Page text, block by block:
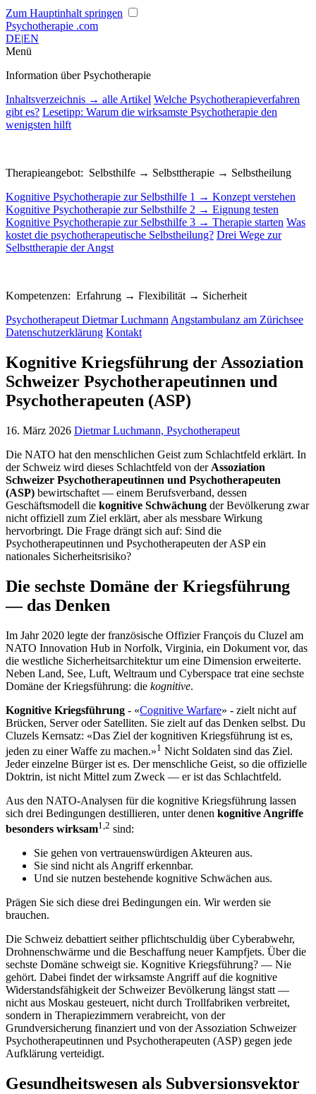
Zum Hauptinhalt springen
Psychotherapie .com
DE|EN
Menü
Information über Psychotherapie
Inhaltsverzeichnis → alle Artikel Welche Psychotherapieverfahren
gibt es? Lesetipp: Warum die wirksamste Psychotherapie den
wenigsten hilft
Therapieangebot: Selbsthilfe → Selbsttherapie → Selbstheilung
Kognitive Psychotherapie zur Selbsthilfe 1 → Konzept verstehen
Kognitive Psychotherapie zur Selbsthilfe 2 → Eignung testen
Kognitive Psychotherapie zur Selbsthilfe 3 → Therapie starten Was
kostet die psychotherapeutische Selbstheilung? Drei Wege zur
Selbsttherapie der Angst
Kompetenzen: Erfahrung → Flexibilität → Sicherheit
Psychotherapeut Dietmar Luchmann Angstambulanz am Zürichsee
Datenschutzerklärung Kontakt
Kognitive Kriegsführung der Assoziation
Schweizer Psychotherapeutinnen und
Psychotherapeuten (ASP)
16. März 2026 Dietmar Luchmann, Psychotherapeut
Die NATO hat den menschlichen Geist zum Schlachtfeld erklärt. In
der Schweiz wird dieses Schlachtfeld von der Assoziation
Schweizer Psychotherapeutinnen und Psychotherapeuten
(ASP) bewirtschaftet — einem Berufsverband, dessen
Geschäftsmodell die kognitive Schwächung der Bevölkerung zwar
nicht offiziell zum Ziel erklärt, aber als messbare Wirkung
hervorbringt. Die Frage drängt sich auf: Sind die
Psychotherapeutinnen und Psychotherapeuten der ASP ein
nationales Sicherheitsrisiko?
Die sechste Domäne der Kriegsführung
— das Denken
Im Jahr 2020 legte der französische Offizier François du Cluzel am
NATO Innovation Hub in Norfolk, Virginia, ein Dokument vor, das
die westliche Sicherheitsarchitektur um eine Dimension erweiterte.
Neben Land, See, Luft, Weltraum und Cyberspace trat eine sechste
Domäne der Kriegsführung: die kognitive.
Kognitive Kriegsführung - «Cognitive Warfare» - zielt nicht auf
Brücken, Server oder Satelliten. Sie zielt auf das Denken selbst. Du
Cluzels Kernsatz: «Das Ziel der kognitiven Kriegsführung ist es,
jeden zu einer Waffe zu machen.»1 Nicht Soldaten sind das Ziel.
Jeder einzelne Bürger ist es. Der menschliche Geist, so die offizielle
Doktrin, ist nicht Mittel zum Zweck — er ist das Schlachtfeld.
Aus den NATO-Analysen für die kognitive Kriegsführung lassen
sich drei Bedingungen destillieren, unter denen kognitive Angriffe
besonders wirksam1,2 sind:
Sie gehen von vertrauenswürdigen Akteuren aus.
Sie sind nicht als Angriff erkennbar.
Und sie nutzen bestehende kognitive Schwächen aus.
Prägen Sie sich diese drei Bedingungen ein. Wir werden sie
brauchen.
Die Schweiz debattiert seither pflichtschuldig über Cyberabwehr,
Drohnenschwärme und die Beschaffung neuer Kampfjets. Über die
sechste Domäne schweigt sie. Kognitive Kriegsführung? — Nie
gehört. Dabei findet der wirksamste Angriff auf die kognitive
Widerstandsfähigkeit der Schweizer Bevölkerung längst statt —
nicht aus Moskau gesteuert, nicht durch Trollfabriken verbreitet,
sondern in Therapiezimmern verabreicht, von der
Grundversicherung finanziert und von der Assoziation Schweizer
Psychotherapeutinnen und Psychotherapeuten (ASP) gegen jede
Aufklärung verteidigt.
Gesundheitswesen als Subversionsvektor